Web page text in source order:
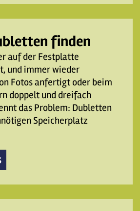
finden
auf der Festplatte
und immer wieder
Fotos anfertigt oder beim
doppelt und dreifach
das Problem: Dubletten
Speicherplatz